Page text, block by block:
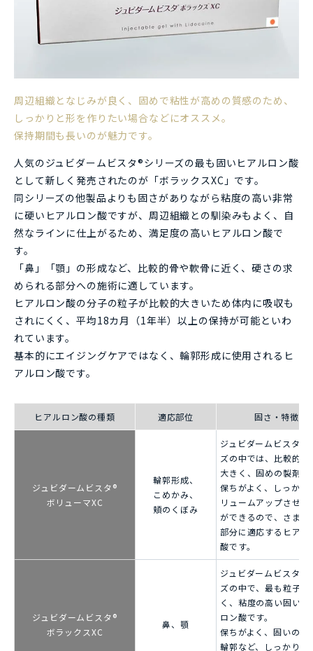
周辺組織となじみが良く、固めで粘性が高めの質感のため、
しっかりと形を作りたい場合などにオススメ。
保持期間も長いのが魅力です。
人気のジュビダームビスタ®シリーズの最も固いヒアルロン酸
として新しく発売されたのが「ボラックスXC」です。
同シリーズの他製品よりも固さがありながら粘度の高い非常
に硬いヒアルロン酸ですが、周辺組織との馴染みもよく、自
然なラインに仕上がるため、満足度の高いヒアルロン酸で
す。
「鼻」「顎」の形成など、比較的骨や軟骨に近く、硬さの求
められる部分への施術に適しています。
ヒアルロン酸の分子の粒子が比較的大きいため体内に吸収も
されにくく、平均18カ月（1年半）以上の保持が可能といわ
れています。
基本的にエイジングケアではなく、輪郭形成に使用されるヒ
アルロン酸です。
ヒアルロン酸の種類 適応部位 固さ・特徴
ジュビダームビスタ®
ボリューマXC
輪郭形成、
こめかみ、
頬のくぼみ
ジュビダームビスタ®
ズの中では、比較的粒
大きく、固めの製剤で
保ちがよく、しっかり
リュームアップさせる
ができるので、さまざ
部分に適応するヒアル
酸です。
ジュビダームビスタ®
ボラックスXC
鼻、顎
ジュビダームビスタ®
ズの中で、最も粒子が
く、粘度の高い固いヒ
ロン酸です。
保ちがよく、固いので
輪郭など、しっかりと